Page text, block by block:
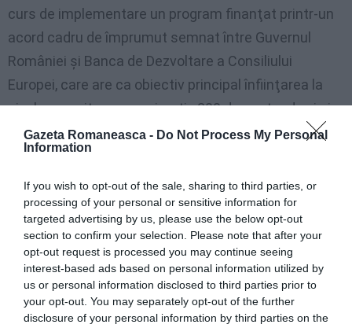
Gazeta Romaneasca - Do Not Process My Personal
Information
If you wish to opt-out of the sale, sharing to third parties, or
processing of your personal or sensitive information for
targeted advertising by us, please use the below opt-out
section to confirm your selection. Please note that after your
opt-out request is processed you may continue seeing
interest-based ads based on personal information utilized by
us or personal information disclosed to third parties prior to
your opt-out. You may separately opt-out of the further
disclosure of your personal information by third parties on the
curs de implementare un program finanţat printr-un
acord cadru de împrumut semnat între Guvernul
României şi Banca de Dezvoltare a Consiliului
Europei, care are ca obiectiv principal înfiinţarea la
nivel comunitar a aproximativ 200 de centre de zi şi
consiliere destinate prevenirii separării copilului de
familia sa. Concomitent cu înfiinţarea acestor
servicii se va proceda la instruirea specialiştilor
astfel încât aceştia să deprindă noi metode de lucru
care să corespundă nevoilor concrete ale copiilor.
Primăriile interesate mai pot depune proiecte pentru
înfiinţarea unor astfel de centre până la data de 31
martie”, a precizat Elena Tudor.